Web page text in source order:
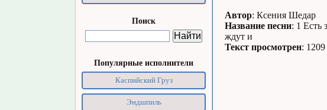
Поиск
Популярные исполнители
Каспийский Груз
Эндшпиль
Автор: Ксения Шедар
Название песни: 1 Есть
ждут и
Текст просмотрен: 1209